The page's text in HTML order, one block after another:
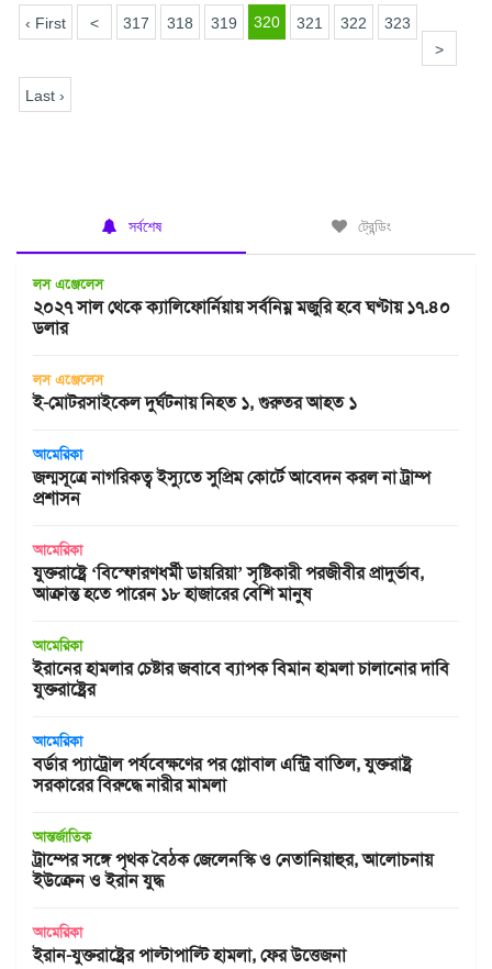
‹ First < 317 318 319 320 321 322
323
>
Last ›
সর্বশেষ ট্রেন্ডিং
লস এঞ্জেলেস
২০২৭ সাল থেকে ক্যালিফোর্নিয়ায় সর্বনিম্ন মজুরি হবে ঘণ্টায় ১৭.৪০
ডলার
লস এঞ্জেলেস
ই-মোটরসাইকেল দুর্ঘটনায় নিহত ১, গুরুতর আহত ১
আমেরিকা
জন্মসূত্রে নাগরিকত্ব ইস্যুতে সুপ্রিম কোর্টে আবেদন করল না ট্রাম্প
প্রশাসন
আমেরিকা
যুক্তরাষ্ট্রে ‘বিস্ফোরণধর্মী ডায়রিয়া’ সৃষ্টিকারী পরজীবীর প্রাদুর্ভাব,
আক্রান্ত হতে পারেন ১৮ হাজারের বেশি মানুষ
আমেরিকা
ইরানের হামলার চেষ্টার জবাবে ব্যাপক বিমান হামলা চালানোর দাবি
যুক্তরাষ্ট্রের
আমেরিকা
বর্ডার প্যাট্রোল পর্যবেক্ষণের পর গ্লোবাল এন্ট্রি বাতিল, যুক্তরাষ্ট্র
সরকারের বিরুদ্ধে নারীর মামলা
আন্তর্জাতিক
ট্রাম্পের সঙ্গে পৃথক বৈঠক জেলেনস্কি ও নেতানিয়াহুর, আলোচনায়
ইউক্রেন ও ইরান যুদ্ধ
আমেরিকা
ইরান-যুক্তরাষ্ট্রের পাল্টাপাল্টি হামলা, ফের উত্তেজনা